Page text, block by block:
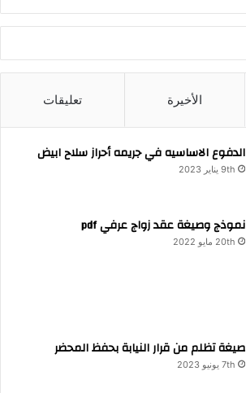
الأخيرة تعليقات
الدفوع الاساسيه في جريمه أحراز سلاح ابيض
9th يناير 2023
نموذج وصيغة عقد زواج عرفي pdf
20th مايو 2022
صيغة تظلم من قرار النيابة بحفظ المحضر
7th يونيو 2023